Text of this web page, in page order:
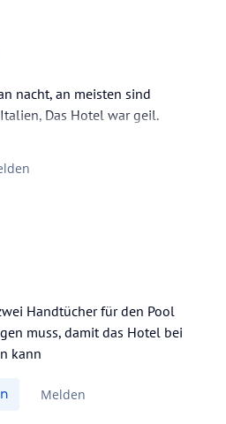
nacht, an meisten sind
Das Hotel war geil.
Handtücher für den Pool
muss, damit das Hotel bei
kann
Melden